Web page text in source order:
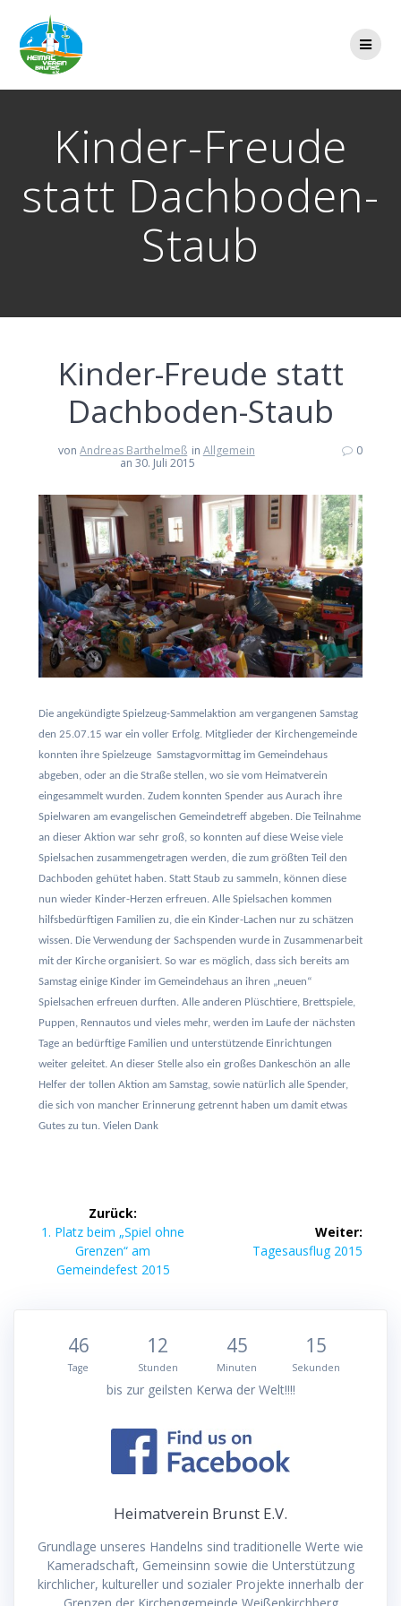
Kinder-Freude
statt Dachboden-
Staub
Kinder-Freude statt
Dachboden-Staub
vonAndreas Barthelmeß in Allgemein
an 30. Juli 2015
0
Die angekündigte Spielzeug-Sammelaktion am vergangenen Samstag
den 25.07.15 war ein voller Erfolg. Mitglieder der Kirchengemeinde
konnten ihre Spielzeuge Samstagvormittag im Gemeindehaus
abgeben, oder an die Straße stellen, wo sie vom Heimatverein
eingesammelt wurden. Zudem konnten Spender aus Aurach ihre
Spielwaren am evangelischen Gemeindetreff abgeben. Die Teilnahme
an dieser Aktion war sehr groß, so konnten auf diese Weise viele
Spielsachen zusammengetragen werden, die zum größten Teil den
Dachboden gehütet haben. Statt Staub zu sammeln, können diese
nun wieder Kinder-Herzen erfreuen. Alle Spielsachen kommen
hilfsbedürftigen Familien zu, die ein Kinder-Lachen nur zu schätzen
wissen. Die Verwendung der Sachspenden wurde in Zusammenarbeit
mit der Kirche organisiert. So war es möglich, dass sich bereits am
Samstag einige Kinder im Gemeindehaus an ihren „neuen“
Spielsachen erfreuen durften. Alle anderen Plüschtiere, Brettspiele,
Puppen, Rennautos und vieles mehr, werden im Laufe der nächsten
Tage an bedürftige Familien und unterstützende Einrichtungen
weiter geleitet. An dieser Stelle also ein großes Dankeschön an alle
Helfer der tollen Aktion am Samstag, sowie natürlich alle Spender,
die sich von mancher Erinnerung getrennt haben um damit etwas
Gutes zu tun. Vielen Dank
Beitragsnavigation
Zurück:
Vorheriger
Beitrag:
1. Platz beim „Spiel ohne
Grenzen“ am
Gemeindefest 2015
Weiter:
Nächster
Tagesausflug 2015
46
Tage
12
Stunden
45
Minuten
15
Sekunden
bis zur geilsten Kerwa der Welt!!!!
Heimatverein Brunst E.V.
Grundlage unseres Handelns sind traditionelle Werte wie
Kameradschaft, Gemeinsinn sowie die Unterstützung
kirchlicher, kultureller und sozialer Projekte innerhalb der
Grenzen der Kirchengemeinde Weißenkirchberg